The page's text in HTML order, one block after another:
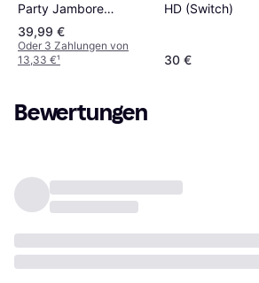
Party Jamboree
(Switch)
39,99 €
Oder 3 Zahlungen von
13,33 €¹
HD (Switch)
30 €
Bewertungen